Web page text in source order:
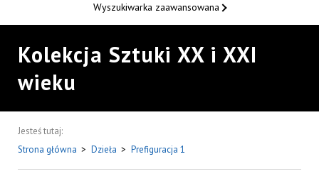
Wyszukiwarka zaawansowana
Kolekcja Sztuki XX i XXI
wieku
Jesteś tutaj:
Strona główna > Dzieła > Prefiguracja 1